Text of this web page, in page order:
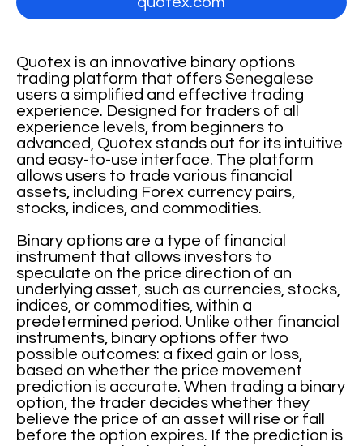
Quotex is an innovative binary options
trading platform that offers Senegalese
users a simplified and effective trading
experience. Designed for traders of all
experience levels, from beginners to
advanced, Quotex stands out for its intuitive
and easy-to-use interface. The platform
allows users to trade various financial
assets, including Forex currency pairs,
stocks, indices, and commodities.
Binary options are a type of financial
instrument that allows investors to
speculate on the price direction of an
underlying asset, such as currencies, stocks,
indices, or commodities, within a
predetermined period. Unlike other financial
instruments, binary options offer two
possible outcomes: a fixed gain or loss,
based on whether the price movement
prediction is accurate. When trading a binary
option, the trader decides whether they
believe the price of an asset will rise or fall
before the option expires. If the prediction is